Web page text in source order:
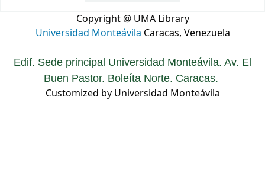
Copyright @ UMA Library
Universidad Monteávila Caracas, Venezuela
Edif. Sede principal Universidad Monteávila. Av. El
Buen Pastor. Boleíta Norte. Caracas.
Customized by Universidad Monteávila